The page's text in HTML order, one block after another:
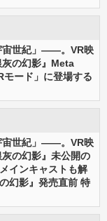
宙世紀」――。VR映
の幻影』Meta
ード」に登場する
宙世紀」――。VR映
の幻影』未公開の
インキャストも解
幻影』発売直前 特